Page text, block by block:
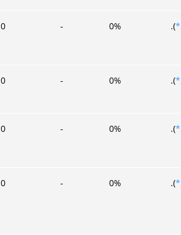
*
).
0%
-
0
*
).
0%
-
0
*
).
0%
-
0
*
).
0%
-
0